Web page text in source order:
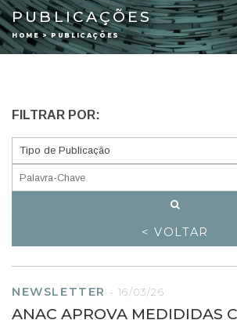
PUBLICAÇÕES
HOME > PUBLICAÇÕES
FILTRAR POR:
< VOLTAR
NEWSLETTER - 16/03/26
ANAC APROVA MEDIDIDAS